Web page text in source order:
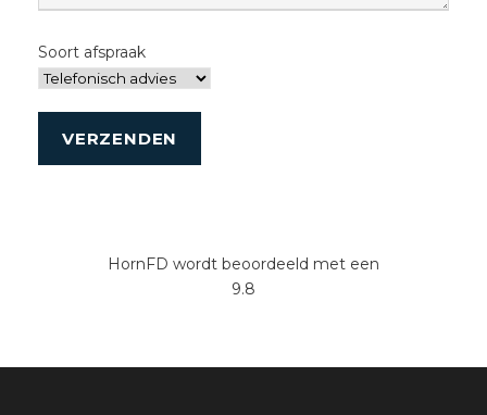
Soort afspraak
HornFD wordt beoordeeld met een
9.8